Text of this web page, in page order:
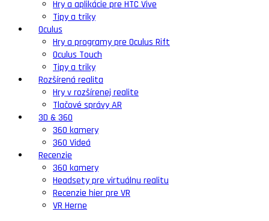
Hry a aplikácie pre HTC Vive
Tipy a triky
Oculus
Hry a programy pre Oculus Rift
Oculus Touch
Tipy a triky
Rozšírená realita
Hry v rozšírenej realite
Tlačové správy AR
3D & 360
360 kamery
360 Videá
Recenzie
360 kamery
Headsety pre virtuálnu realitu
Recenzie hier pre VR
VR Herne